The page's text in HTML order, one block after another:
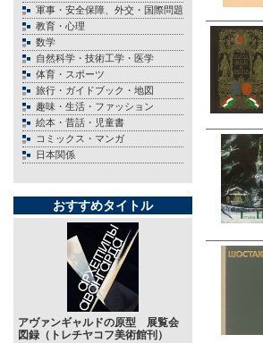
軍事・安全保障、外交・国際問題
教育・心理
数学
自然科学・技術工学・医学
体育・スポーツ
旅行・ガイドブック・地図
趣味・生活・ファッション
絵本・昔話・児童書
コミックス・マンガ
日本関係
おすすめタイトル
アヴァンギャルドの原型 展覧会
図録（トレチヤコフ美術館刊）